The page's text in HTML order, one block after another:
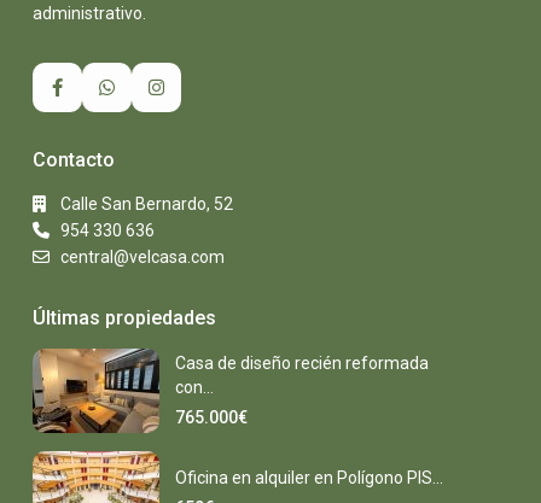
administrativo.
Contacto
Calle San Bernardo, 52
954 330 636
central@velcasa.com
Últimas propiedades
Casa de diseño recién reformada
con...
765.000€
Oficina en alquiler en Polígono PIS...